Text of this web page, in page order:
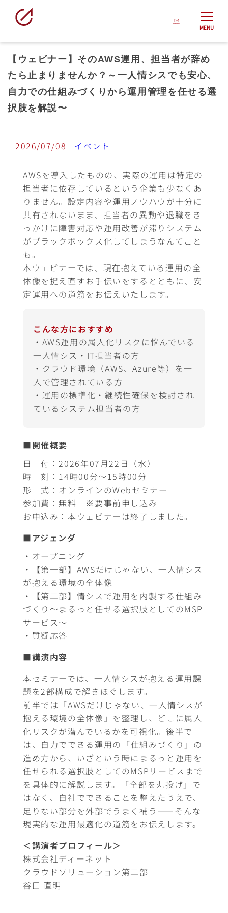
MENU
【ウェビナー】そのAWS運用、担当者が辞め
たら止まりませんか？～一人情シスでも安心、
自力での仕組みづくりから運用管理を任せる選
択肢を解説〜
2026/07/08 イベント
AWSを導入したものの、実際の運用は特定の
担当者に依存しているという企業も少なくあ
りません。設定内容や運用ノウハウが十分に
共有されないまま、担当者の異動や退職をき
っかけに障害対応や運用改善が滞りシステム
がブラックボックス化してしまうなんてこと
も。
本ウェビナーでは、現在抱えている運用の全
体像を捉え直すお手伝いをするとともに、安
定運用への道筋をお伝えいたします。
こんな方におすすめ
・AWS運用の属人化リスクに悩んでいる
一人情シス・IT担当者の方
・クラウド環境（AWS、Azure等）を一
人で管理されている方
・運用の標準化・継続性確保を検討され
ているシステム担当者の方
■開催概要
日 付：2026年07月22日（水）
時 刻：14時00分～15時00分
形 式：オンラインのWebセミナー
参加費：無料 ※要事前申し込み
お申込み：本ウェビナーは終了しました。
■アジェンダ
・オープニング
・【第一部】AWSだけじゃない、一人情シス
が抱える環境の全体像
・【第二部】情シスで運用を内製する仕組み
づくり〜まるっと任せる選択肢としてのMSP
サービス〜
・質疑応答
■講演内容
本セミナーでは、一人情シスが抱える運用課
題を2部構成で解きほぐします。
前半では「AWSだけじゃない、一人情シスが
抱える環境の全体像」を整理し、どこに属人
化リスクが潜んでいるかを可視化。後半で
は、自力でできる運用の
仕組みづくり
の
進め方から、いざという時にまるっと運用を
任せられる選択肢としてのMSPサービスまで
を具体的に解説します。「全部を丸投げ」で
はなく、自社でできることを整えたうえで、
足りない部分を外部でうまく補う——そんな
現実的な運用最適化の道筋をお伝えします。
＜講演者プロフィール＞
株式会社ディーネット
クラウドソリューション第二部
谷口 直明